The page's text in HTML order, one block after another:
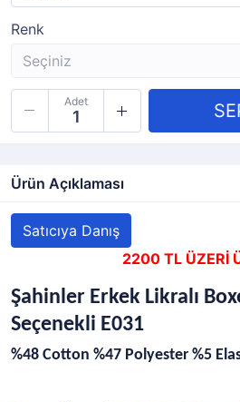
Renk
Adet
Ürün Açıklaması
Satıcıya Danış
2200 TL ÜZERİ
Şahinler Erkek Likralı
Seçenekli E031
%48 Cotton %47 Polyester %5